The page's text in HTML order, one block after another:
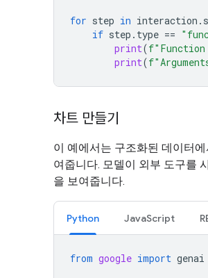
for step in interaction .
if step . type ==
print(f
print(f
차트 만들기
이 예에서는 구조화된 데이터
여줍니다. 모델이 외부 도구를
을 보여줍니다.
Python JavaScript
from google import genai